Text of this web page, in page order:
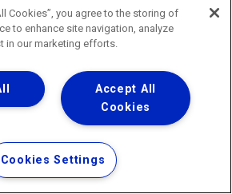
Cookies”, you agree to the storing of
to enhance site navigation, analyze
in our marketing efforts.
Accept All
Cookies
Cookies Settings